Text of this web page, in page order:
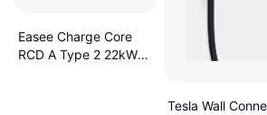
Easee Charge Core
RCD A Type 2 22kW
Tesla Wall